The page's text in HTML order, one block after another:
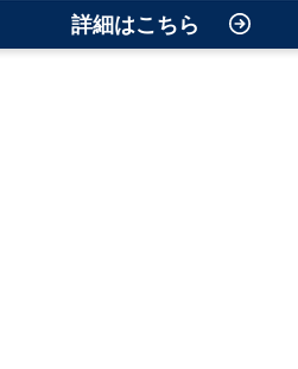
詳細はこちら